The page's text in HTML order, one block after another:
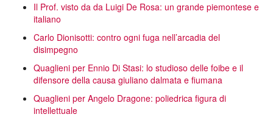
Il Prof. visto da da Luigi De Rosa: un grande piemontese e
italiano
Carlo Dionisotti: contro ogni fuga nell’arcadia del
disimpegno
Quaglieni per Ennio Di Stasi: lo studioso delle foibe e il
difensore della causa giuliano dalmata e fiumana
Quaglieni per Angelo Dragone: poliedrica figura di
intellettuale